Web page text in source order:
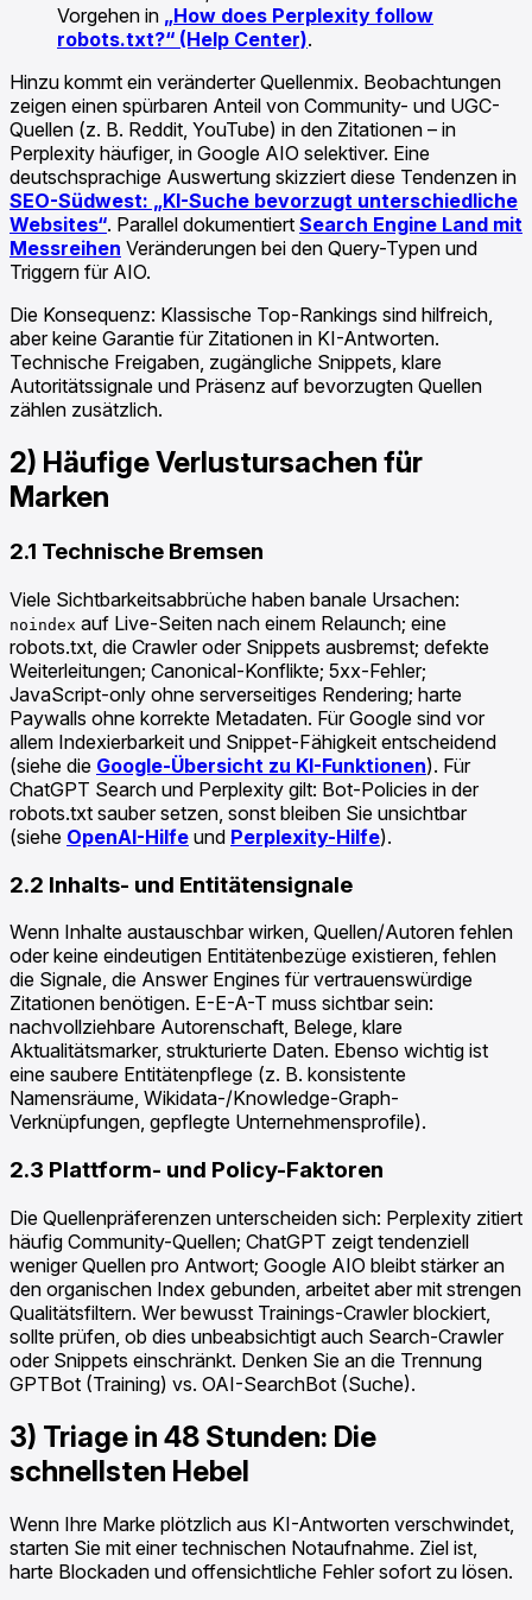
Vorgehen in „How does Perplexity follow
robots.txt?“ (Help Center).
Hinzu kommt ein veränderter Quellenmix. Beobachtungen
zeigen einen spürbaren Anteil von Community- und UGC-
Quellen (z. B. Reddit, YouTube) in den Zitationen – in
Perplexity häufiger, in Google AIO selektiver. Eine
deutschsprachige Auswertung skizziert diese Tendenzen in
SEO-Südwest: „KI-Suche bevorzugt unterschiedliche
Websites“. Parallel dokumentiert Search Engine Land mit
Messreihen Veränderungen bei den Query-Typen und
Triggern für AIO.
Die Konsequenz: Klassische Top-Rankings sind hilfreich,
aber keine Garantie für Zitationen in KI-Antworten.
Technische Freigaben, zugängliche Snippets, klare
Autoritätssignale und Präsenz auf bevorzugten Quellen
zählen zusätzlich.
2) Häufige Verlustursachen für
Marken
2.1 Technische Bremsen
Viele Sichtbarkeitsabbrüche haben banale Ursachen:
noindex auf Live-Seiten nach einem Relaunch; eine
robots.txt, die Crawler oder Snippets ausbremst; defekte
Weiterleitungen; Canonical-Konflikte; 5xx-Fehler;
JavaScript-only ohne serverseitiges Rendering; harte
Paywalls ohne korrekte Metadaten. Für Google sind vor
allem Indexierbarkeit und Snippet-Fähigkeit entscheidend
(siehe die Google-Übersicht zu KI-Funktionen). Für
ChatGPT Search und Perplexity gilt: Bot-Policies in der
robots.txt sauber setzen, sonst bleiben Sie unsichtbar
(siehe OpenAI-Hilfe und Perplexity-Hilfe).
2.2 Inhalts- und Entitätensignale
Wenn Inhalte austauschbar wirken, Quellen/Autoren fehlen
oder keine eindeutigen Entitätenbezüge existieren, fehlen
die Signale, die Answer Engines für vertrauenswürdige
Zitationen benötigen. E-E-A-T muss sichtbar sein:
nachvollziehbare Autorenschaft, Belege, klare
Aktualitätsmarker, strukturierte Daten. Ebenso wichtig ist
eine saubere Entitätenpflege (z. B. konsistente
Namensräume, Wikidata-/Knowledge-Graph-
Verknüpfungen, gepflegte Unternehmensprofile).
2.3 Plattform- und Policy-Faktoren
Die Quellenpräferenzen unterscheiden sich: Perplexity zitiert
häufig Community-Quellen; ChatGPT zeigt tendenziell
weniger Quellen pro Antwort; Google AIO bleibt stärker an
den organischen Index gebunden, arbeitet aber mit strengen
Qualitätsfiltern. Wer bewusst Trainings-Crawler blockiert,
sollte prüfen, ob dies unbeabsichtigt auch Search-Crawler
oder Snippets einschränkt. Denken Sie an die Trennung
GPTBot (Training) vs. OAI-SearchBot (Suche).
3) Triage in 48 Stunden: Die
schnellsten Hebel
Wenn Ihre Marke plötzlich aus KI-Antworten verschwindet,
starten Sie mit einer technischen Notaufnahme. Ziel ist,
harte Blockaden und offensichtliche Fehler sofort zu lösen.